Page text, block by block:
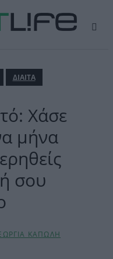
ΔΙΑΙΤΑ
Χάσε
μήνα
σου
ΚΑΠΩΛΗ